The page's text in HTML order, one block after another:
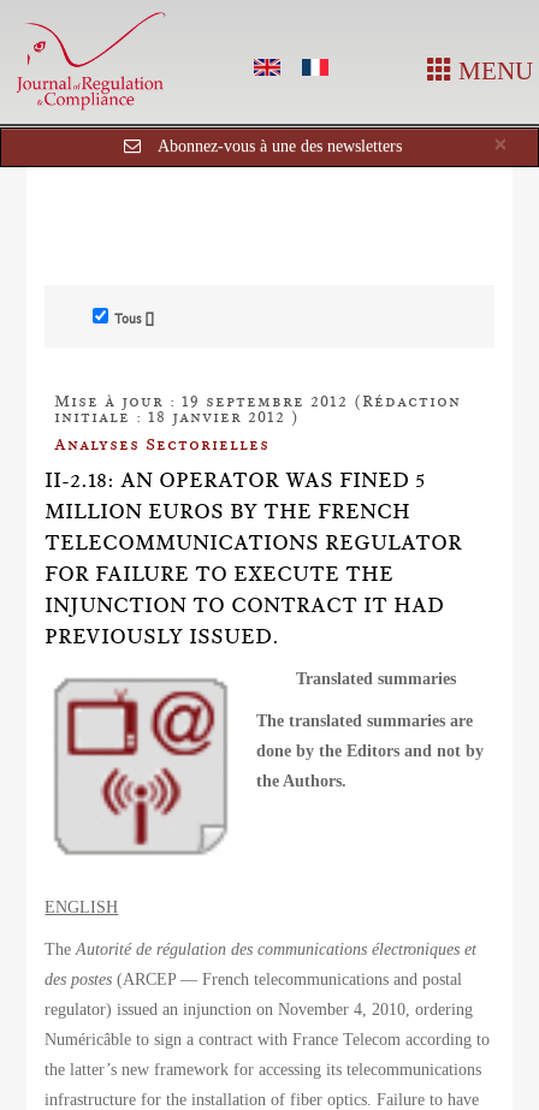
MENU
×
Abonnez-vous à une des newsletters
Tous []
Mise à jour : 19 septembre 2012 (Rédaction
initiale : 18 janvier 2012 )
Analyses Sectorielles
II-2.18: AN OPERATOR WAS FINED 5
MILLION EUROS BY THE FRENCH
TELECOMMUNICATIONS REGULATOR
FOR FAILURE TO EXECUTE THE
INJUNCTION TO CONTRACT IT HAD
PREVIOUSLY ISSUED.
Translated summaries
The translated summaries are
done by the Editors and not by
the Authors.
ENGLISH
TheAutorité de régulation des communications électroniques et
des postes(ARCEP — French telecommunications and postal
regulator) issued an injunction on November 4, 2010, ordering
Numéricâble to sign a contract with France Telecom according to
the latter’s new framework for accessing its telecommunications
infrastructure for the installation of fiber optics. Failure to have